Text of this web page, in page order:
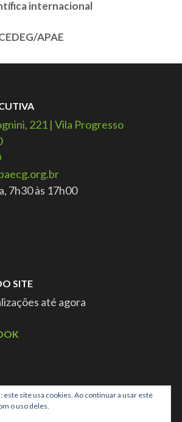
internacional
APAE
221 | Vila Progresso
7h30 às 17h00
SITE
até agora
este site usa cookies. Ao continuar a usar este
o uso deles.